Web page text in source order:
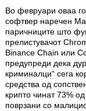
Во февруари оваа
софтвер наречен
паричниците што
прелистувачот
Binance Chain или
предупреди дека
криминалци“ сега
средства од
крипто чинат 73%
поврзани со